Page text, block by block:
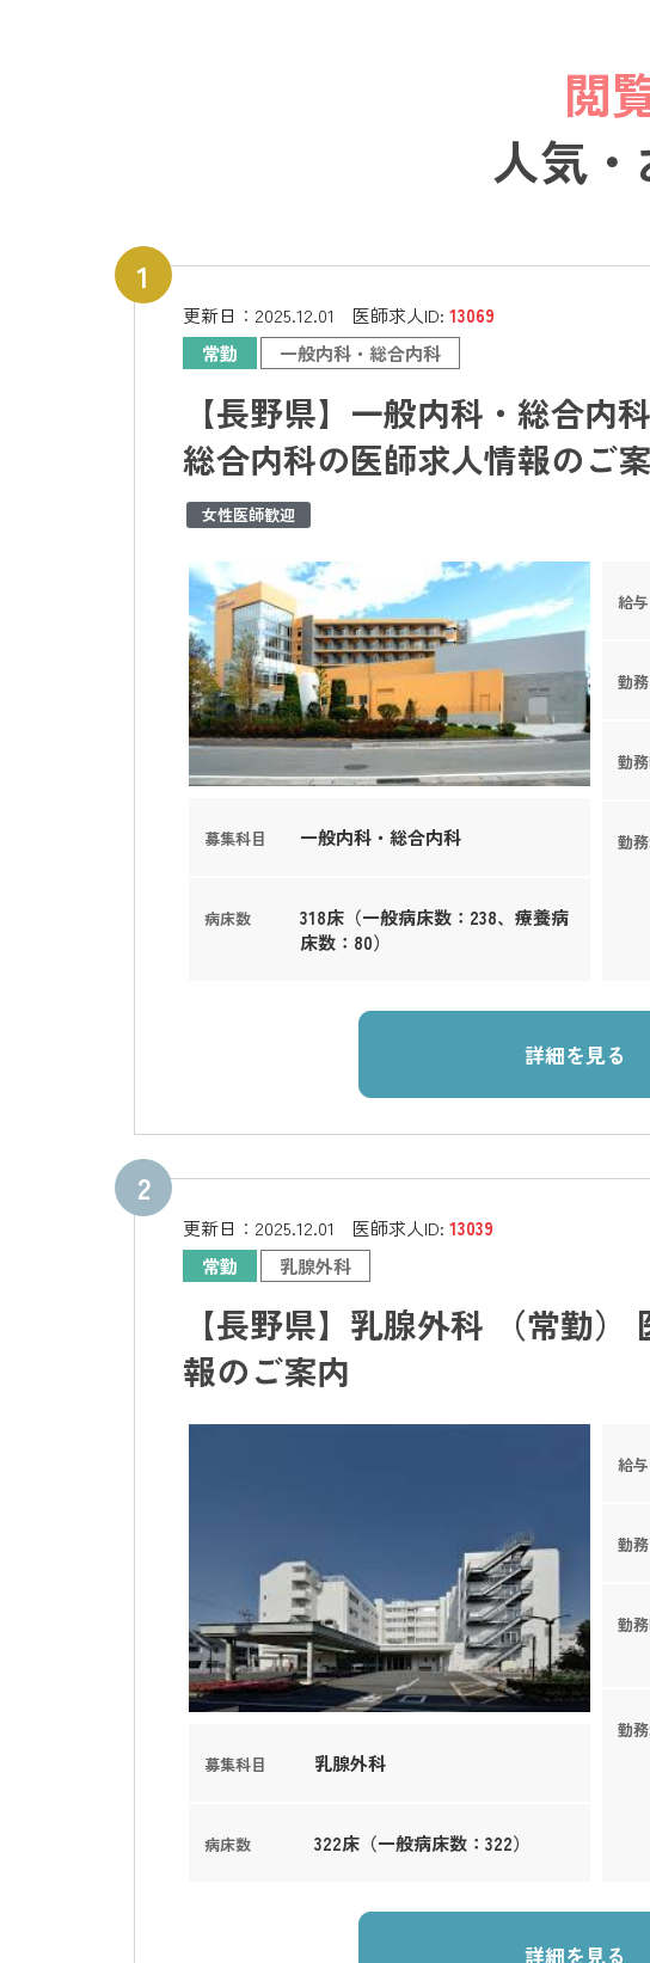
閲
人気
更新日： 2025.12.01 医師求人ID: 13069
常勤
一般内科・総合内科
【長野県】一般内科・総合
総合内科の医師求人情報のご
女性医師歓迎
募集科目 一般内科・総合内科
病床数
318床（一般病床数：238、療養病
床数：80）
給与
勤
勤
勤
詳細を見る
更新日： 2025.12.01 医師求人ID: 13039
常勤
乳腺外科
【長野県】乳腺外科 （常勤
報のご案内
募集科目 乳腺外科
病床数 322床（一般病床数：322）
給与
勤
勤
勤
詳細を見る